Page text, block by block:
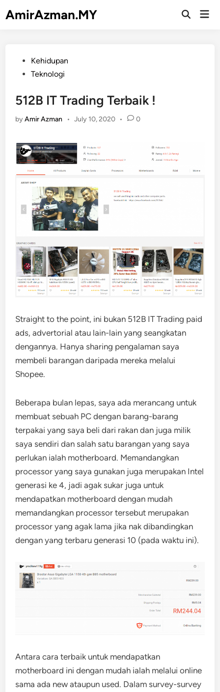
toAmirAzman.MY
Open
PostedKehidupan
Teknologi
512B IT Trading Terbaik !
byAmir Azman • July 10, 2020 • 0
Straight to the point, ini bukan 512B IT Trading paid
ads, advertorial atau lain-lain yang seangkatan
dengannya. Hanya sharing pengalaman saya
membeli barangan daripada mereka melalui
Shopee.
Beberapa bulan lepas, saya ada merancang untuk
membuat sebuah PC dengan barang-barang
terpakai yang saya beli dari rakan dan juga milik
saya sendiri dan salah satu barangan yang saya
perlukan ialah motherboard. Memandangkan
processor yang saya gunakan juga merupakan Intel
generasi ke 4, jadi agak sukar juga untuk
mendapatkan motherboard dengan mudah
memandangkan processor tersebut merupakan
processor yang agak lama jika nak dibandingkan
dengan yang terbaru generasi 10 (pada waktu ini).
Antara cara terbaik untuk mendapatkan
motherboard ini dengan mudah ialah melalui online
sama ada new ataupun used. Dalam survey-survey